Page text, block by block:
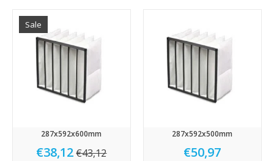
Sale
287x592x600mm
€38,12 €43,12
287x592x500mm
€50,97